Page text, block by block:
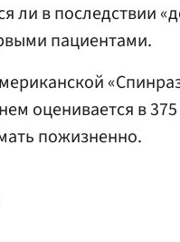
ли в последствии
пациентами.
оценивается в
пожизненно.